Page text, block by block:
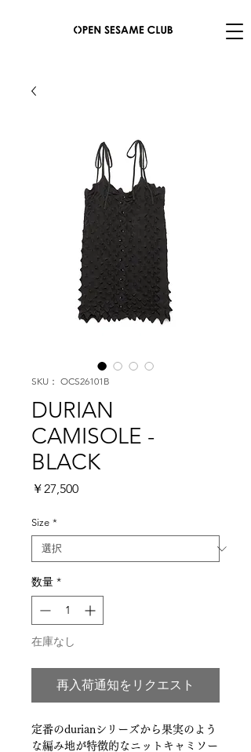
SKU： OCS26101B
DURIAN
CAMISOLE -
BLACK
￥27,500価
Size *
数量 *
在庫なし
再入荷通知をリクエスト
定番のdurianシリーズから果実のよう
な編み地が特徴的なニットキャミソー